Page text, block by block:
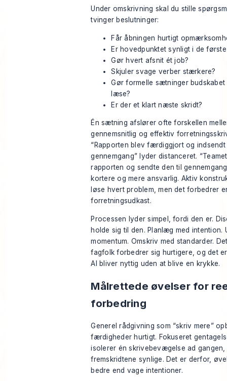
Under omskrivning skal du stille
tvinger beslutninger:
Får åbningen hurtigt
Er hovedpunktet synligt i de
Gør hvert afsnit ét job?
Skjuler svage verber stærkere?
Gør formelle sætninger
læse?
Er der et klart næste skridt?
Én sætning afslører ofte forskellen
gennemsnitlig og effektiv
“Rapporten blev færdiggjort og indsendt
gennemgang” lyder distanceret.
rapporten og sendte den til
kortere og mere ansvarlig. Aktiv
løse hvert problem, men det forbedrer
forretningsudkast.
Processen lyder simpel, fordi den er.
holde sig til den. Planlæg med intention.
momentum. Omskriv med standarder.
fagfolk forbedrer sig hurtigere, og det
AI bliver nyttig uden at blive en krykke.
Målrettede øvelser for
forbedring
Generel rådgivning som “skriv mere”
færdigheder hurtigt. Fokuseret
isolerer én skrivebevægelse ad gangen,
fremskridtene synlige. Det er derfor,
bedre end vage intentioner.